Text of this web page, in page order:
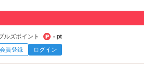
ルズポイント
- pt
員登録
ログイン